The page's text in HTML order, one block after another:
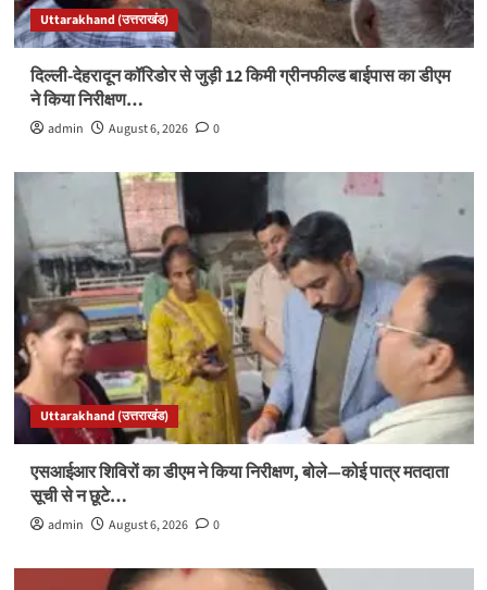
Uttarakhand (उत्तराखंड)
दिल्ली-देहरादून कॉरिडोर से जुड़ी 12 किमी ग्रीनफील्ड बाईपास का डीएम
ने किया निरीक्षण…
admin August 6, 2026 0
Uttarakhand (उत्तराखंड)
एसआईआर शिविरों का डीएम ने किया निरीक्षण, बोले—कोई पात्र मतदाता
सूची से न छूटे…
admin August 6, 2026 0